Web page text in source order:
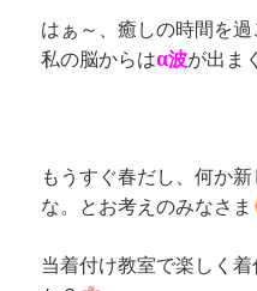
はぁ～、癒しの時間を過
私の脳からはα波が出ま
もうすぐ春だし、何か
な。とお考えのみなさま
当着付け教室で楽しく